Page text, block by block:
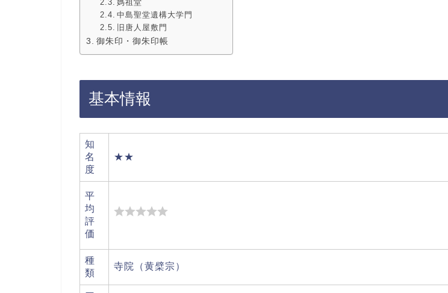
媽祖堂
中島聖堂遺構大学門
旧唐人屋敷門
御朱印・御朱印帳
基本情報
知
名
度
★★
平
均
評
価
種
類
寺院（黄檗宗）